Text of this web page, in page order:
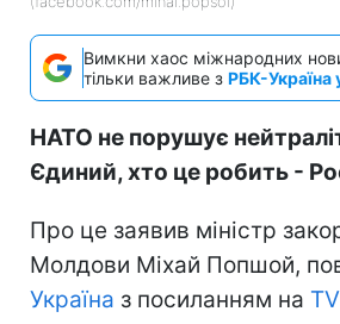
Вимкни хаос міжнародних
тільки важливе з РБК-Україна
НАТО не порушує
Єдиний, хто це робить -
Про це заявив міністр
Молдови Міхай Попшой,
Україна з посиланням на